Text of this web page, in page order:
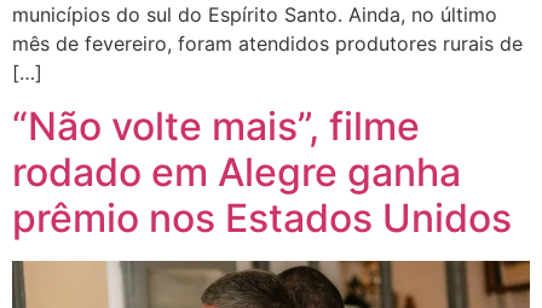
municípios do sul do Espírito Santo. Ainda, no último
mês de fevereiro, foram atendidos produtores rurais de
[…]
“Não volte mais”, filme
rodado em Alegre ganha
prêmio nos Estados Unidos